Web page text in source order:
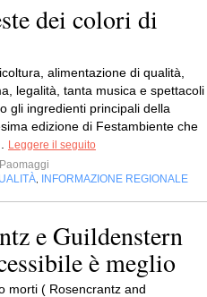
dei colori di
alimentazione di qualità,
legalità, tanta musica e spettacoli
gli ingredienti principali della
edizione di Festambiente che
Leggere il seguito
Paomaggi
INFORMAZIONE REGIONALE
e Guildenstern
è meglio
morti ( Rosencrantz and